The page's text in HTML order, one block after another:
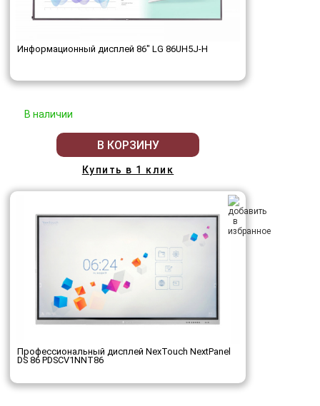
Информационный дисплей 86" LG 86UH5J-H
В наличии
В КОРЗИНУ
Купить в 1 клик
Профессиональный дисплей NexTouch NextPanel
DS 86 PDSCV1NNT86